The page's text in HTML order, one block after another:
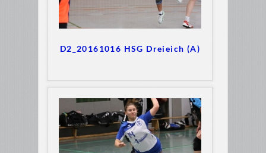
D2_20161016 HSG Dreieich (A)